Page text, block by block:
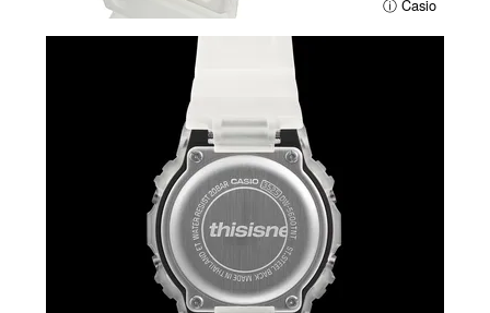
ⓘ Casio